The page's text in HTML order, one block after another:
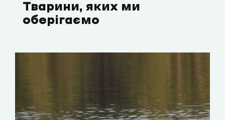
Тварини, яких ми
оберігаємо